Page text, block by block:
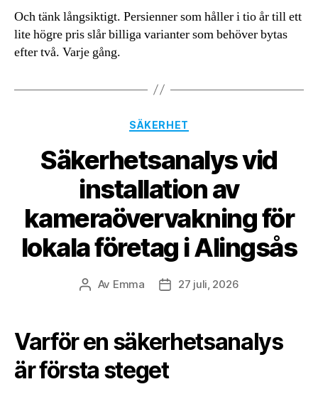
Och tänk långsiktigt. Persienner som håller i tio år till ett
lite högre pris slår billiga varianter som behöver bytas
efter två. Varje gång.
Kategorier
SÄKERHET
Säkerhetsanalys vid
installation av
kameraövervakning för
lokala företag i Alingsås
Inläggsförfattare
Av Emma Inläggsdatum
27 juli, 2026
Varför en säkerhetsanalys
är första steget